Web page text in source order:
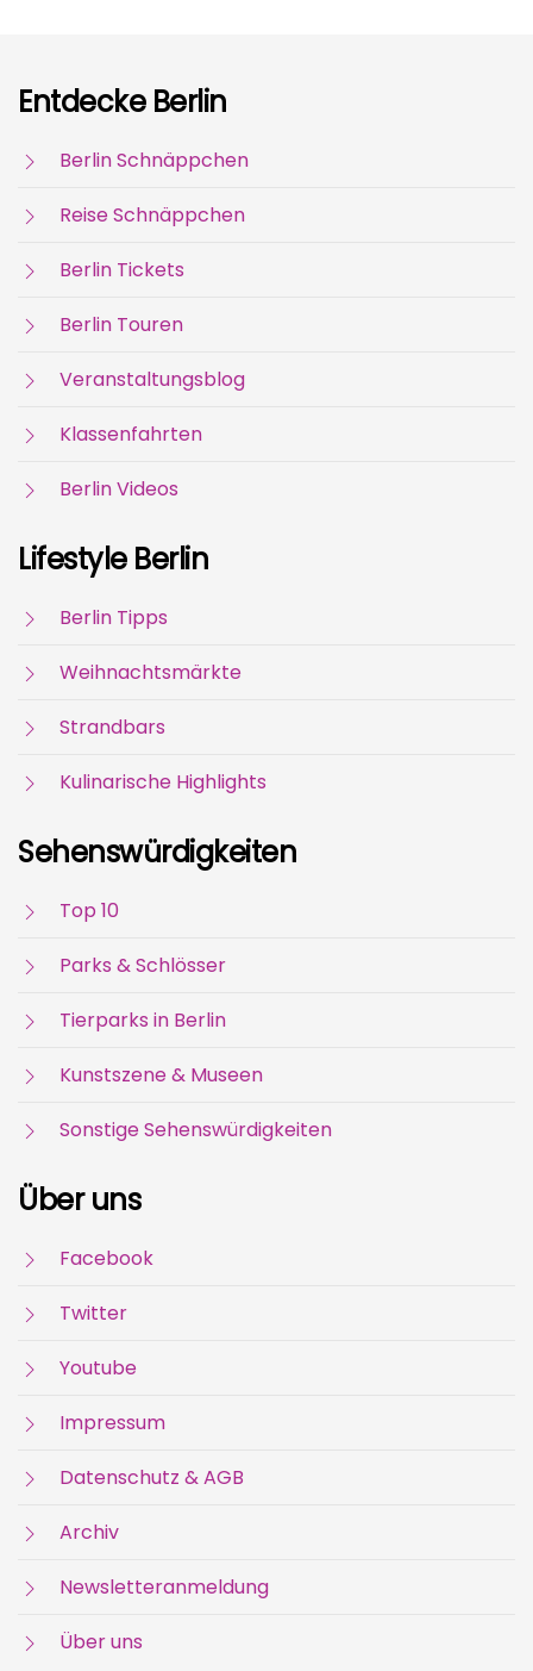
Entdecke Berlin
Berlin Schnäppchen
Reise Schnäppchen
Berlin Tickets
Berlin Touren
Veranstaltungsblog
Klassenfahrten
Berlin Videos
Lifestyle Berlin
Berlin Tipps
Weihnachtsmärkte
Strandbars
Kulinarische Highlights
Sehenswürdigkeiten
Top 10
Parks & Schlösser
Tierparks in Berlin
Kunstszene & Museen
Sonstige Sehenswürdigkeiten
Über uns
Facebook
Twitter
Youtube
Impressum
Datenschutz & AGB
Archiv
Newsletteranmeldung
Über uns